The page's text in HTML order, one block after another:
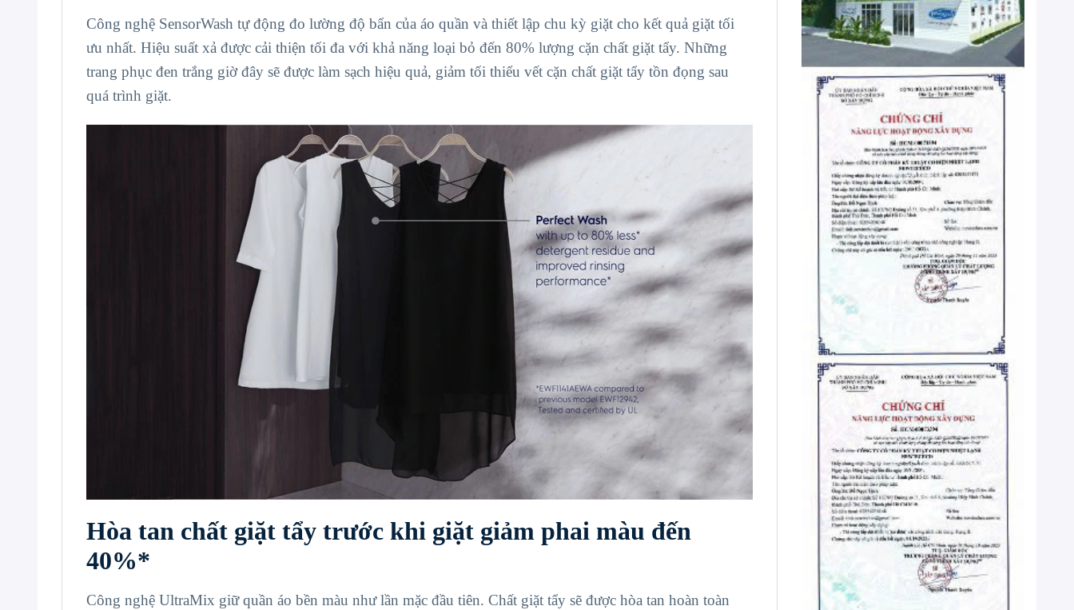
Công nghệ SensorWash tự động đo lường độ bẩn của áo quần và thiết lập chu kỳ giặt cho kết quả giặt tối
ưu nhất. Hiệu suất xả được cải thiện tối đa với khả năng loại bỏ đến 80% lượng cặn chất giặt tẩy. Những
trang phục đen trắng giờ đây sẽ được làm sạch hiệu quả, giảm tối thiểu vết cặn chất giặt tẩy tồn đọng sau
quá trình giặt.
Hòa tan chất giặt tẩy trước khi giặt giảm phai màu đến
40%*
Công nghệ UltraMix giữ quần áo bền màu như lần mặc đầu tiên. Chất giặt tẩy sẽ được hòa tan hoàn toàn